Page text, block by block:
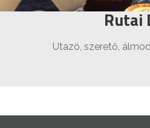
Rutai
Utazó, szerető,